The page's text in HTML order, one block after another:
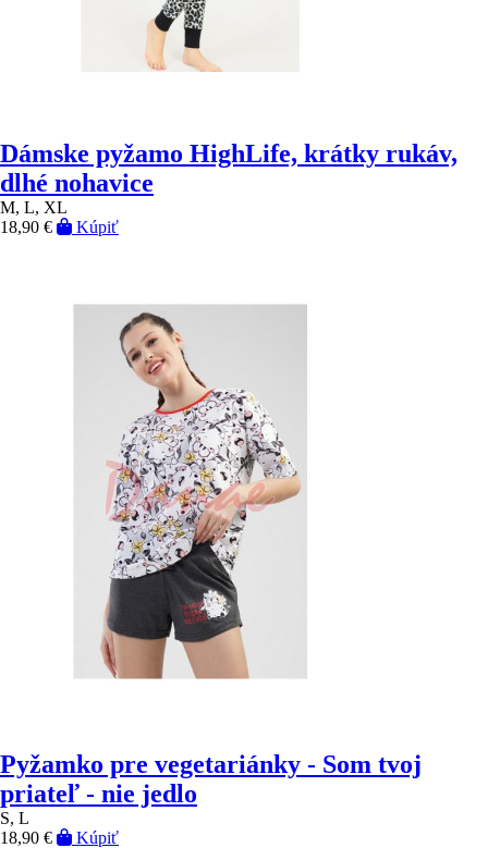
Dámske pyžamo HighLife, krátky rukáv,
dlhé nohavice
M, L, XL
18,90 €
Kúpiť
Pyžamko pre vegetariánky - Som tvoj
priateľ - nie jedlo
S, L
18,90 €
Kúpiť